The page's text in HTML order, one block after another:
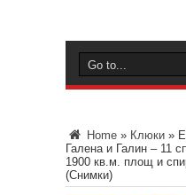
Home » Клюки »
Галена и Галин – 11
1900 кв.м. площ и
(Снимки)